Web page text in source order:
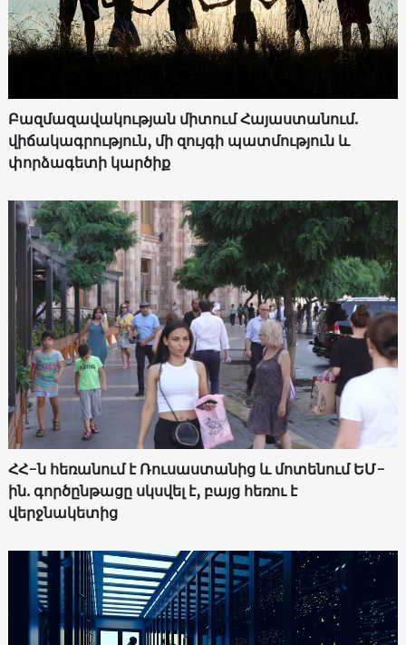
Բազմազավակության միտում Հայաստանում.
վիճակագրություն, մի զույգի պատմություն և
փորձագետի կարծիք
ՀՀ-ն հեռանում է Ռուսաստանից և մոտենում ԵՄ-
ին. գործընթացը սկսվել է, բայց հեռու է
վերջնակետից